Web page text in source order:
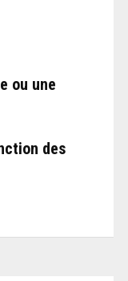
ou une
des